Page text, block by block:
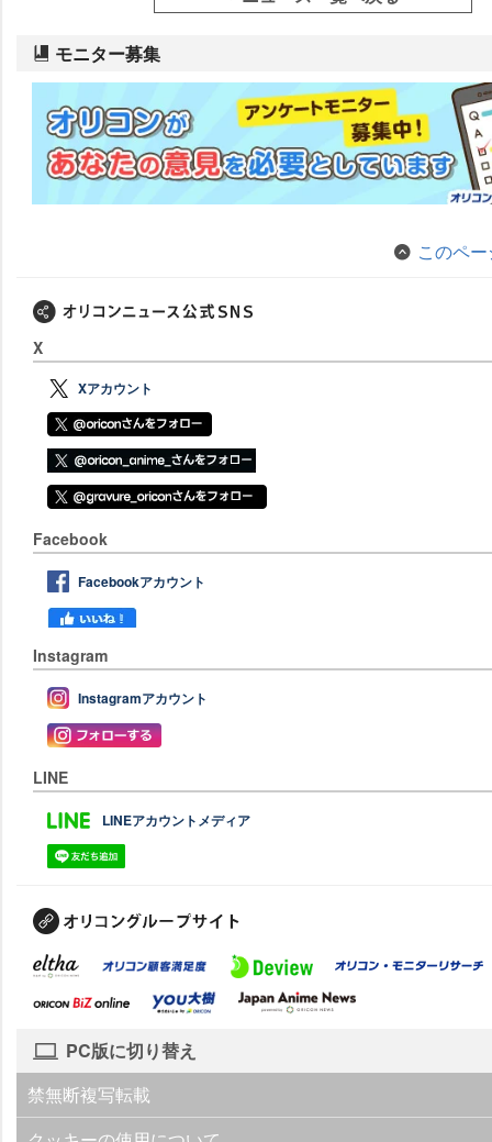
モニター募集
このペ
X
Xアカウント
Facebook
Facebookアカウント
Instagram
Instagramアカウント
LINE
LINEアカウントメディア
PC版に切り替え
禁無断複写転載